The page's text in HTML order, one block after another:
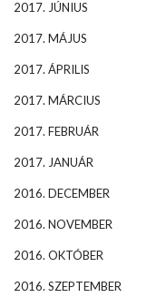
2017. JÚNIUS
2017. MÁJUS
2017. ÁPRILIS
2017. MÁRCIUS
2017. FEBRUÁR
2017. JANUÁR
2016. DECEMBER
2016. NOVEMBER
2016. OKTÓBER
2016. SZEPTEMBER